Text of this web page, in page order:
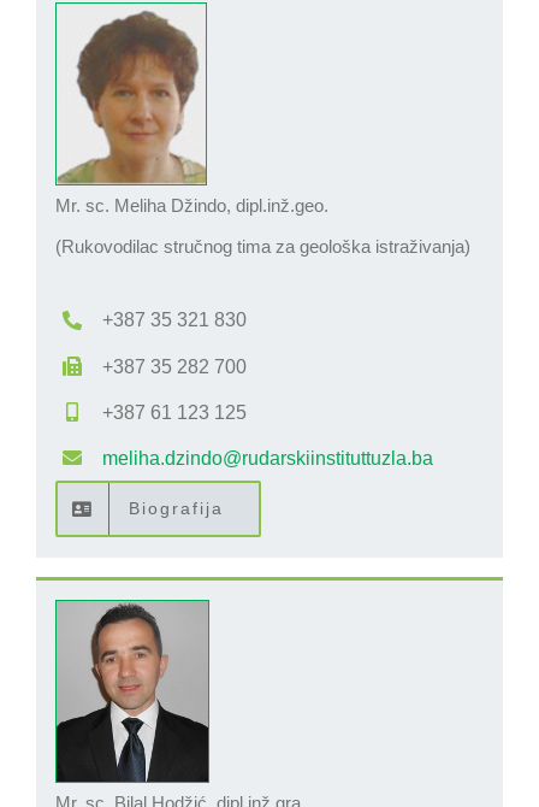
Mr. sc. Meliha Džindo, dipl.inž.geo.
(Rukovodilac stručnog tima za geološka istraživanja)
+387 35 321 830
+387 35 282 700
+387 61 123 125
meliha.dzindo@rudarskiinstituttuzla.ba
Biografija
Mr. sc. Bilal Hodžić, dipl.inž.gra.